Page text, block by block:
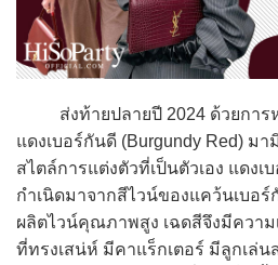
ส่งท้ายปลายปี 2024 ด้วยการ
แดงเบอร์กันดี (Burgundy Red) ม
สไตล์การแต่งตัวที่เป็นตัวเอง แดงเ
กำเนิดมาจากสีไวน์ของแคว้นเบอ
ผลิตไวน์คุณภาพสูง เฉดสีจึงมีควา
ที่ทรงเสน่ห์ มีคาแร็กเตอร์ มีลูกเล่น